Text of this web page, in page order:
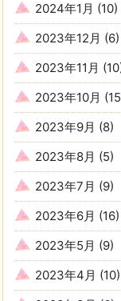
2024年1月 (10)
2023年12月 (6)
2023年11月
2023年10月
2023年9月 (8)
2023年8月 (5)
2023年7月 (9)
2023年6月 (16)
2023年5月 (9)
2023年4月 (10)